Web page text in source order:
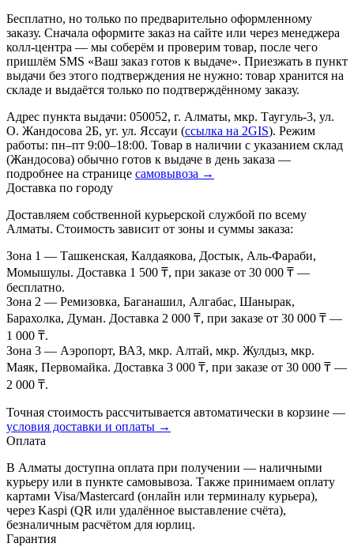
Бесплатно, но только по предварительно оформленному
заказу. Сначала оформите заказ на сайте или через менеджера
колл-центра — мы соберём и проверим товар, после чего
пришлём SMS «Ваш заказ готов к выдаче». Приезжать в пункт
выдачи без этого подтверждения не нужно: товар хранится на
складе и выдаётся только по подтверждённому заказу.
Адрес пункта выдачи: 050052, г. Алматы, мкр. Таугуль-3, ул.
О. Жандосова 2Б, уг. ул. Яссауи (ссылка на 2GIS). Режим
работы: пн–пт 9:00–18:00. Товар в наличии с указанием склад
(Жандосова) обычно готов к выдаче в день заказа —
подробнее на странице самовывоза →
Доставка по городу
Доставляем собственной курьерской службой по всему
Алматы. Стоимость зависит от зоны и суммы заказа:
Зона 1 — Ташкенская, Калдаякова, Достык, Аль-Фараби,
Момышулы. Доставка 1 500 ₸, при заказе от 30 000 ₸ —
бесплатно.
Зона 2 — Ремизовка, Баганашил, Алгабас, Шанырак,
Барахолка, Думан. Доставка 2 000 ₸, при заказе от 30 000 ₸ —
1 000 ₸.
Зона 3 — Аэропорт, ВАЗ, мкр. Алтай, мкр. Жулдыз, мкр.
Маяк, Первомайка. Доставка 3 000 ₸, при заказе от 30 000 ₸ —
2 000 ₸.
Точная стоимость рассчитывается автоматически в корзине —
условия доставки и оплаты →
Оплата
В Алматы доступна оплата при получении — наличными
курьеру или в пункте самовывоза. Также принимаем оплату
картами Visa/Mastercard (онлайн или терминалу курьера),
через Kaspi (QR или удалённое выставление счёта),
безналичным расчётом для юрлиц.
Гарантия